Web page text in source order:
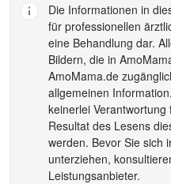
Die Informationen in
für professionellen
eine Behandlung dar.
Bildern, die in
AmoMama.de
allgemeinen Information.
keinerlei
Resultat des Lesens
werden. Bevor Sie sich
unterziehen,
Leistungsanbieter.